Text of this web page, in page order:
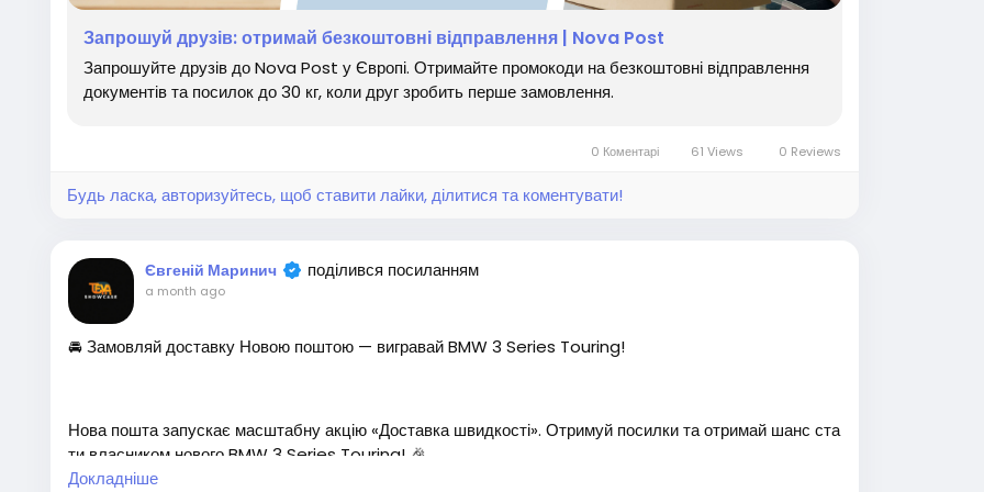
Запрошуйте друзів, користуйтеся сервісом Nova Post ще вигідніше та економте на міжнародних
відправленнях!https://novapost.com/uk-pl/more/referral-program/🚀📦
Запрошуй друзів: отримай безкоштовні відправлення | Nova Post
Запрошуйте друзів до Nova Post у Європі. Отримайте промокоди на безкоштовні відправлення
документів та посилок до 30 кг, коли друг зробить перше замовлення.
0 Коментарі 61 Views 0 Reviews
Будь ласка, авторизуйтесь, щоб ставити лайки, ділитися та коментувати!
Євгеній Маринич поділився посиланням
a month ago
🚘 Замовляй доставку Новою поштою — вигравай BMW 3 Series Touring!
Нова пошта запускає масштабну акцію «Доставка швидкості». Отримуй посилки та отримай шанс ста
ти власником нового BMW 3 Series Touring! 🎉
Докладніше